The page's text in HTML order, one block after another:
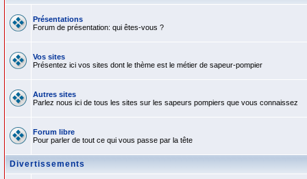
Présentations
Forum de présentation: qui êtes-vous ?
Vos sites
Présentez ici vos sites dont le thème est le métier de sapeur-pompier
Autres sites
Parlez nous ici de tous les sites sur les sapeurs pompiers que vous connaissez
Forum libre
Pour parler de tout ce qui vous passe par la tête
Divertissements